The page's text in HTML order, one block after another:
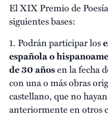
El XIX Premio de
siguientes bases:
1. Podrán participar los
española o
de 30 añosen la fecha
con una o más obras
castellano, que no
anteriormente en otros